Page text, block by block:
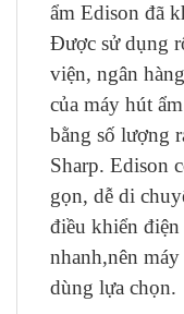
ẩm Edison đã
Được sử dụng
viện, ngân
của máy hút
bằng số lượng
Sharp. Edison
gọn, dễ di
điều khiển
nhanh,nên
dùng lựa chọn.